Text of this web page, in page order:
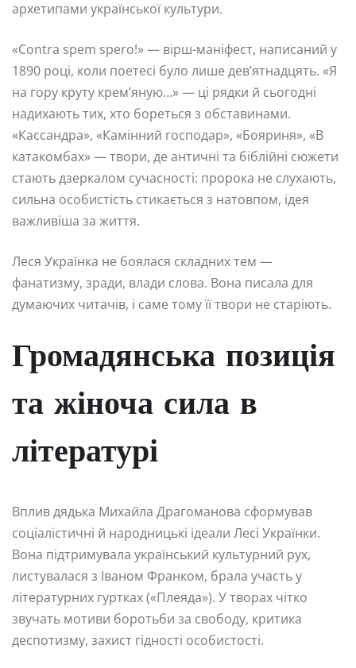
архетипами української культури.
«Contra spem spero!» — вірш-маніфест, написаний у
1890 році, коли поетесі було лише дев’ятнадцять. «Я
на гору круту крем’яную…» — ці рядки й сьогодні
надихають тих, хто бореться з обставинами.
«Кассандра», «Камінний господар», «Бояриня», «В
катакомбах» — твори, де античні та біблійні сюжети
стають дзеркалом сучасності: пророка не слухають,
сильна особистість стикається з натовпом, ідея
важливіша за життя.
Леся Українка не боялася складних тем —
фанатизму, зради, влади слова. Вона писала для
думаючих читачів, і саме тому її твори не старіють.
Громадянська позиція
та жіноча сила в
літературі
Вплив дядька Михайла Драгоманова сформував
соціалістичні й народницькі ідеали Лесі Українки.
Вона підтримувала український культурний рух,
листувалася з Іваном Франком, брала участь у
літературних гуртках («Плеяда»). У творах чітко
звучать мотиви боротьби за свободу, критика
деспотизму, захист гідності особистості.